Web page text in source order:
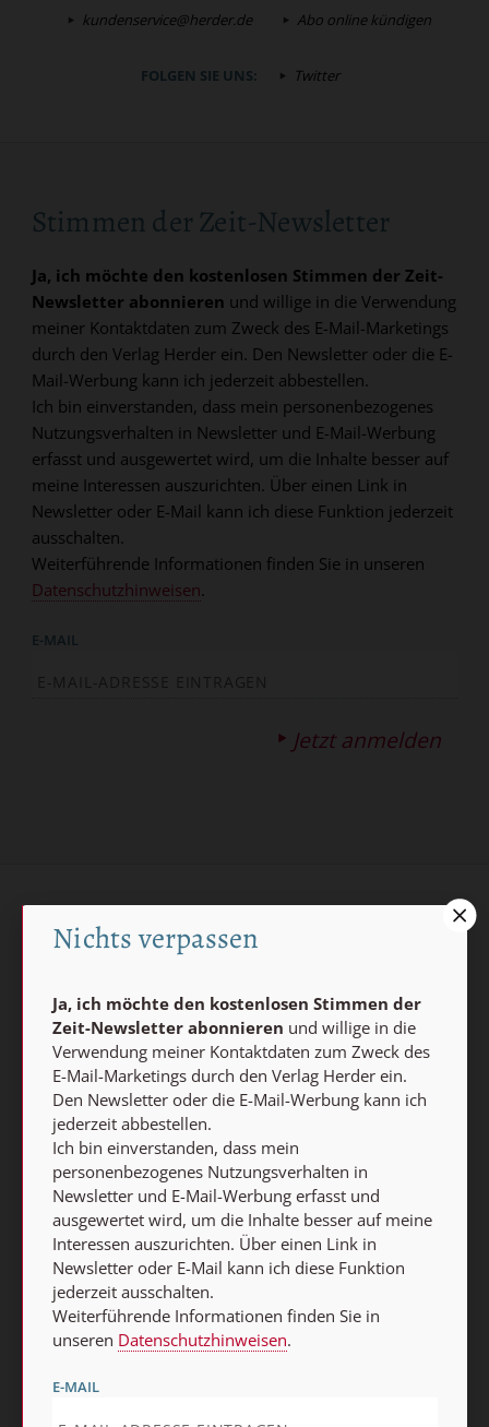
kundenservice@herder.de Abo online kündigen
FOLGEN SIE UNS: Twitter
Stimmen der Zeit-Newsletter
Ja, ich möchte den kostenlosen Stimmen der Zeit-
Newsletter abonnieren und willige in die Verwendung
meiner Kontaktdaten zum Zweck des E-Mail-Marketings
durch den Verlag Herder ein. Den Newsletter oder die E-
Mail-Werbung kann ich jederzeit abbestellen.
Ich bin einverstanden, dass mein personenbezogenes
Nutzungsverhalten in Newsletter und E-Mail-Werbung
erfasst und ausgewertet wird, um die Inhalte besser auf
meine Interessen auszurichten. Über einen Link in
Newsletter oder E-Mail kann ich diese Funktion jederzeit
ausschalten.
Weiterführende Informationen finden Sie in unseren
Datenschutzhinweisen.
E-MAIL
Jetzt anmelden
Barrierefreiheit
Vertrag widerrufen
Abo online kündigen
Nach oben
Nichts verpassen
Ja, ich möchte den kostenlosen Stimmen der
Zeit-Newsletter abonnieren und willige in die
Verwendung meiner Kontaktdaten zum Zweck des
E-Mail-Marketings durch den Verlag Herder ein.
Den Newsletter oder die E-Mail-Werbung kann ich
jederzeit abbestellen.
Ich bin einverstanden, dass mein
personenbezogenes Nutzungsverhalten in
Newsletter und E-Mail-Werbung erfasst und
ausgewertet wird, um die Inhalte besser auf meine
Interessen auszurichten. Über einen Link in
Newsletter oder E-Mail kann ich diese Funktion
jederzeit ausschalten.
Weiterführende Informationen finden Sie in
unseren Datenschutzhinweisen.
E-MAIL